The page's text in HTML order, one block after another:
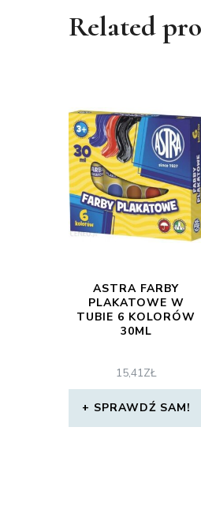
Related
ASTRA FARBY
PLAKATOWE W
TUBIE 6 KOLORÓW
30ML
15,41ZŁ
SPRAWDŹ SAM!